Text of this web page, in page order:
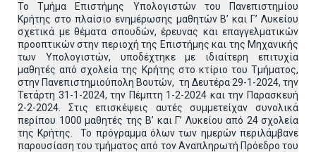
Το Τμήμα Επιστήμης Υπολογιστών του Πανεπιστημίου
Κρήτης στο πλαίσιο ενημέρωσης μαθητών Β’ και Γ’ Λυκείου
σχετικά με θέματα σπουδών, έρευνας και επαγγελματικών
προοπτικών στην περιοχή της Επιστήμης και της Μηχανικής
των Υπολογιστών, υποδέχτηκε με ιδιαίτερη επιτυχία
μαθητές από σχολεία της Κρήτης στο κτίριο του Τμήματος,
στην Πανεπιστημιούπολη Βουτών, τη Δευτέρα 29-1-2024, την
Τετάρτη 31-1-2024, την Πέμπτη 1-2-2024 και την Παρασκευή
2-2-2024. Στις επισκέψεις αυτές συμμετείχαν συνολικά
περίπου 1000 μαθητές της Β’ και Γ’ Λυκείου από 24 σχολεία
της Κρήτης. Το πρόγραμμα όλων των ημερών περιλάμβανε
παρουσίαση του τμήματος από τον Αναπληρωτή Πρόεδρο του